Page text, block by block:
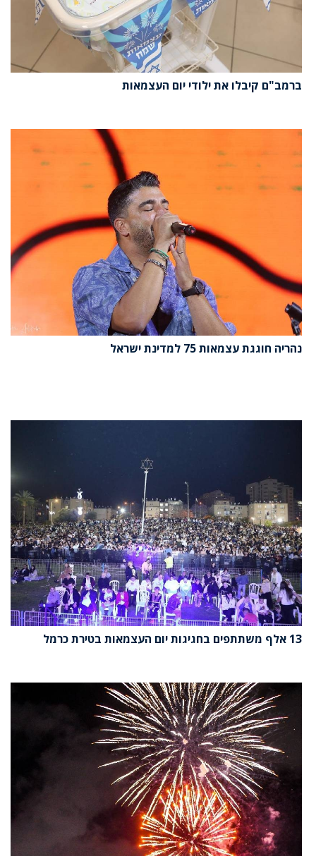
ברמב"ם קיבלו את ילודי יום העצמאות
נהריה חוגגת עצמאות 75 למדינת ישראל
13 אלף משתתפים בחגיגות יום העצמאות בטירת כרמל